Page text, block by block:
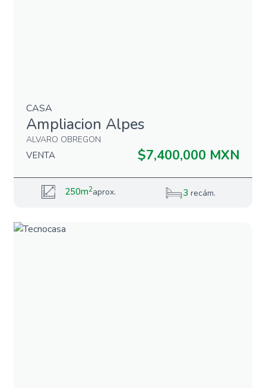
CASA
Ampliacion Alpes
ALVARO OBREGON
VENTA $7,400,000 MXN
250m2aprox. 3recám.